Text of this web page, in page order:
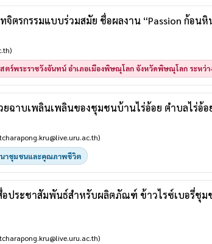
จิตรกรรมแบบร่วมสมัย ชื่อผลงาน “Passion ก้อน
ร์พระราชวังจันทน์ อำเภอเมืองพิษณุโลก จังหวัดพิษณุโลก ระหว่
าบเพลินเพลินของชุมชนบ้านไร่อ้อย ตําบลไร่อ้อ
นาชุมชนและคุณภาพชีวิต
ประชาสัมพันธ์สำหรับผลิตภัณฑ์ ข้าวไรซ์เบอรี่ชุม